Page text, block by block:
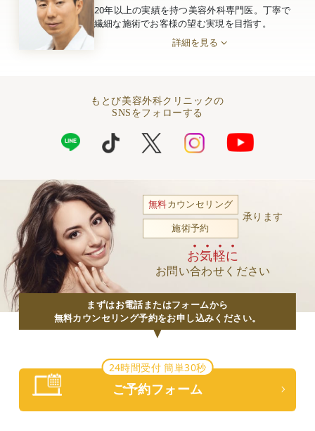
20年以上の実績を持つ美容外科専門医。丁寧で
繊細な施術でお客様の望む実現を目指す。
詳細を見る
もとび美容外科クリニックの
SNSをフォローする
無料カウンセリング
施術予約
承ります
お気軽に
お問い合わせください
まずはお電話またはフォームから
無料カウンセリング予約をお申し込みください。
24時間受付 簡単30秒
ご予約フォーム